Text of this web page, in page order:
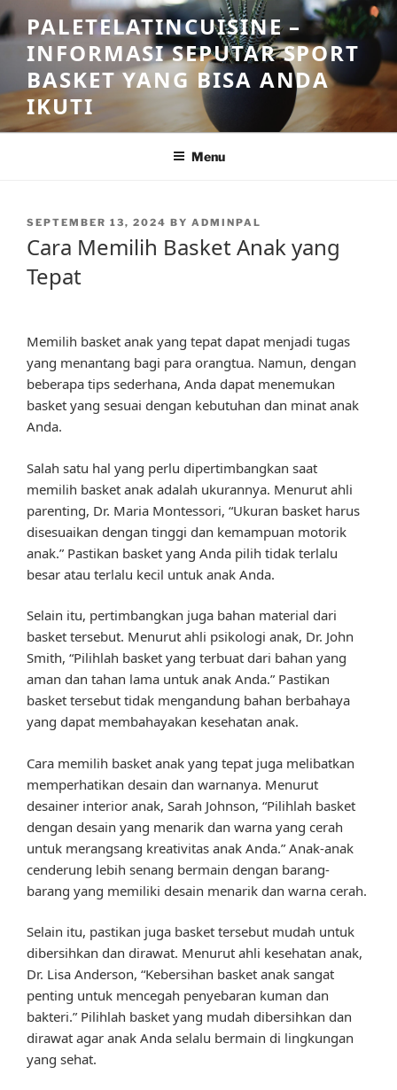
Skip
to
content
PALETELATINCUISINE –
INFORMASI SEPUTAR SPORT
BASKET YANG BISA ANDA
IKUTI
Menu
POSTED
SEPTEMBER 13, 2024 BY ADMINPAL
Cara Memilih Basket Anak yang
Tepat
Memilih basket anak yang tepat dapat menjadi tugas
yang menantang bagi para orangtua. Namun, dengan
beberapa tips sederhana, Anda dapat menemukan
basket yang sesuai dengan kebutuhan dan minat anak
Anda.
Salah satu hal yang perlu dipertimbangkan saat
memilih basket anak adalah ukurannya. Menurut ahli
parenting, Dr. Maria Montessori, “Ukuran basket harus
disesuaikan dengan tinggi dan kemampuan motorik
anak.” Pastikan basket yang Anda pilih tidak terlalu
besar atau terlalu kecil untuk anak Anda.
Selain itu, pertimbangkan juga bahan material dari
basket tersebut. Menurut ahli psikologi anak, Dr. John
Smith, “Pilihlah basket yang terbuat dari bahan yang
aman dan tahan lama untuk anak Anda.” Pastikan
basket tersebut tidak mengandung bahan berbahaya
yang dapat membahayakan kesehatan anak.
Cara memilih basket anak yang tepat juga melibatkan
memperhatikan desain dan warnanya. Menurut
desainer interior anak, Sarah Johnson, “Pilihlah basket
dengan desain yang menarik dan warna yang cerah
untuk merangsang kreativitas anak Anda.” Anak-anak
cenderung lebih senang bermain dengan barang-
barang yang memiliki desain menarik dan warna cerah.
Selain itu, pastikan juga basket tersebut mudah untuk
dibersihkan dan dirawat. Menurut ahli kesehatan anak,
Dr. Lisa Anderson, “Kebersihan basket anak sangat
penting untuk mencegah penyebaran kuman dan
bakteri.” Pilihlah basket yang mudah dibersihkan dan
dirawat agar anak Anda selalu bermain di lingkungan
yang sehat.